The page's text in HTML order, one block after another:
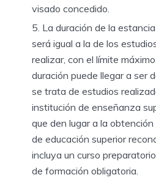
visado concedido.
La duración de la
será igual a la de los
realizar, con el límite
duración puede llegar a ser
se trata de estudios
institución de enseñanza
que den lugar a la
de educación superior
incluya un curso
de formación obligatoria.